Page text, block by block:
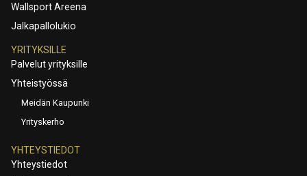
Wallsport Areena
Jalkapallolukio
YRITYKSILLE
Palvelut yrityksille
Yhteistyössä
Meidän Kaupunki
Yrityskerho
YHTEYSTIEDOT
Yhteystiedot